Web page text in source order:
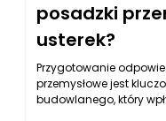
posadzki
usterek?
Przygotowanie
przemysłowe jest
budowlanego, który